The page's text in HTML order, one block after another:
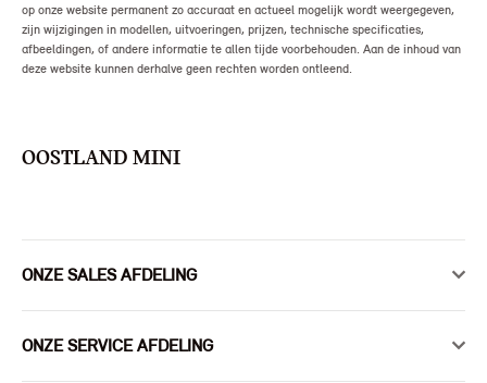
op onze website permanent zo accuraat en actueel mogelijk wordt weergegeven,
zijn wijzigingen in modellen, uitvoeringen, prijzen, technische specificaties,
afbeeldingen, of andere informatie te allen tijde voorbehouden. Aan de inhoud van
deze website kunnen derhalve geen rechten worden ontleend.
OOSTLAND MINI
ONZE SALES AFDELING
ONZE SERVICE AFDELING